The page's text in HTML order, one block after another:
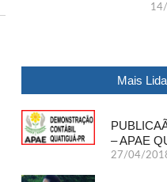
Mais
– APAE
27/04/